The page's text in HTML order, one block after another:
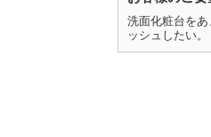
洗面化粧台を
ッシュしたい。